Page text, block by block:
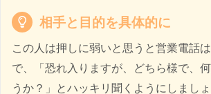
相手と目的を具体的に
この人は押しに弱いと思うと営業電話
で、「恐れ入りますが、どちら様で、
うか？」とハッキリ聞くようにしましょ